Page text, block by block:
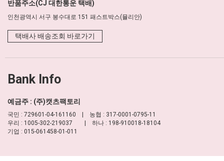
반품주소(CJ 대한통운 택배)
인천광역시 서구 봉수대로 151 패스트박스(뮬리안)
택배사 배송조회 바로가기
Bank Info
예금주 : (주)캣츠팩토리
국민 : 729601-04-161160 | 농협 : 317-0001-0795-11
우리 : 1005-302-219037 | 하나 : 198-910018-18104
기업 : 015-061458-01-011